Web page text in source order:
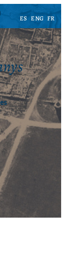
ES ENG FR